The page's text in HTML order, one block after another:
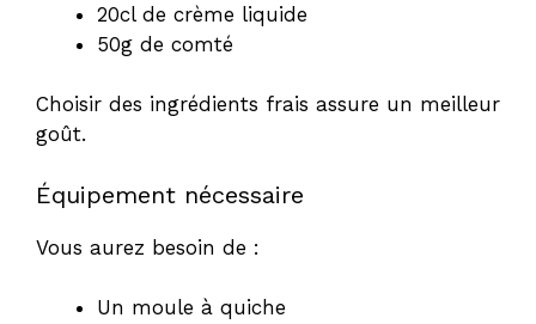
20cl de crème liquide
50g de comté
Choisir des ingrédients frais assure un meilleur
goût.
Équipement nécessaire
Vous aurez besoin de :
Un moule à quiche